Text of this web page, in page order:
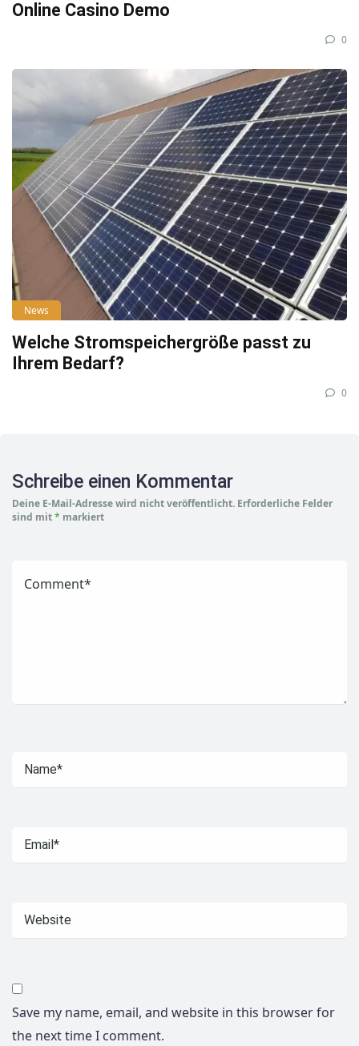
Online Casino Demo
0
News
Welche Stromspeichergröße passt zu
Ihrem Bedarf?
0
Schreibe einen Kommentar
Deine E-Mail-Adresse wird nicht veröffentlicht. Erforderliche Felder
sind mit* markiert
Save my name, email, and website in this browser for
the next time I comment.